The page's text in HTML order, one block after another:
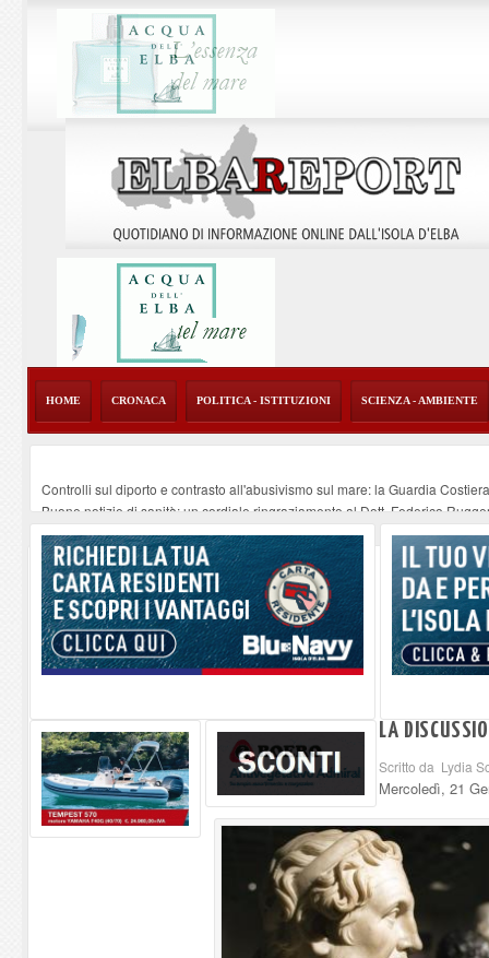
HOME CRONACA POLITICA - ISTITUZIONI SCIENZA - AMBIENTE
Controlli sul diporto e contrasto all'abusivismo sul mare: la Guardia
Buone notizie di sanità: un cordiale ringraziamento al Dott. Federico
Altiero Spinelli e Ursula Hirschmann all'Elba: riaffiora una testimonianza
Capoliveri, potenziata la pulizia dei bordi stradali -07-08-2026
Marina di Campo tra i porti interessati dal nuovo piano dell'Autorità
LA
Scritto da Lydia
Mercoledì, 21